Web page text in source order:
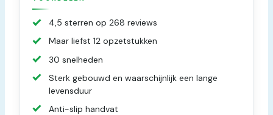
4,5 sterren op 268 reviews
Maar liefst 12 opzetstukken
30 snelheden
Sterk gebouwd en waarschijnlijk een lange
levensduur
Anti-slip handvat